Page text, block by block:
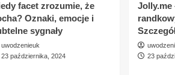
facet zrozumie, że
Oznaki, emocje i
sygnały
uwodzenieuk
23 października, 2024
Jolly.me
23